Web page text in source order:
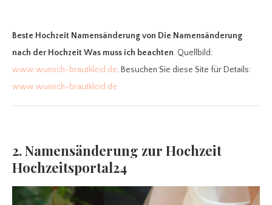
Beste Hochzeit Namensänderungvon Die Namensänderung
nach der Hochzeit Was muss ich beachten. Quellbild:
www.wunsch-brautkleid.de. Besuchen Sie diese Site für Details:
www.wunsch-brautkleid.de
2. Namensänderung zur Hochzeit
Hochzeitsportal24